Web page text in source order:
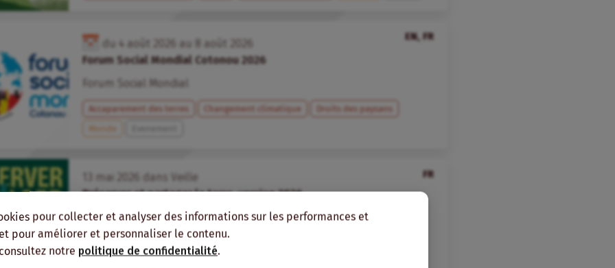
pour collecter et analyser des informations sur les performances et
pour améliorer et personnaliser le contenu.
notre politique de confidentialité.
EN, FR
du 4 août au août
Forum Social Mondial Cotonou 2026
Forum Social Mondial
Accaparement des terres Changement climatique
Droits des paysans
Monde
FR
mai dans
Veille
Préserver et partager la terre, version 2026
Foncier et politiques foncières Foncier et territoires
France
Etude, rapport